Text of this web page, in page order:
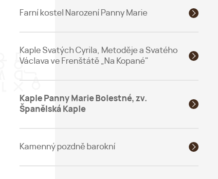
Farní kostel Narození Panny Marie
Kaple Svatých Cyrila, Metoděje a Svatého
Václava ve Frenštátě „Na Kopané"
Kaple Panny Marie Bolestné, zv.
Španělská Kaple
Kamenný pozdně barokní